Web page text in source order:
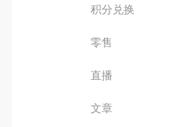
积分兑换
零售
直播
文章